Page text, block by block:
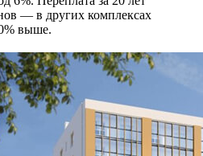
— в других комплексах
выше.